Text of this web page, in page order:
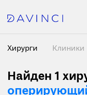
Хирурги Клиники
Найден 1